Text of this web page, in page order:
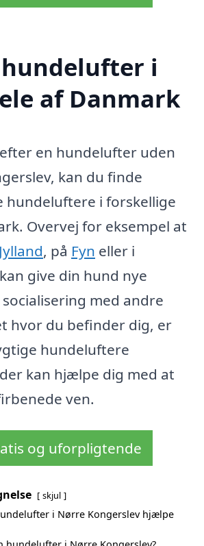
i
af Danmark
en hundelufter uden
kan du finde
hundeluftere i forskellige
Overvej for eksempel at
Jylland, på Fyn eller i
give din hund nye
med andre
hvor du befinder dig, er
hundeluftere
kan hjælpe dig med at
ven.
og uforpligtende
skjul
i Nørre Kongerslev hjælpe